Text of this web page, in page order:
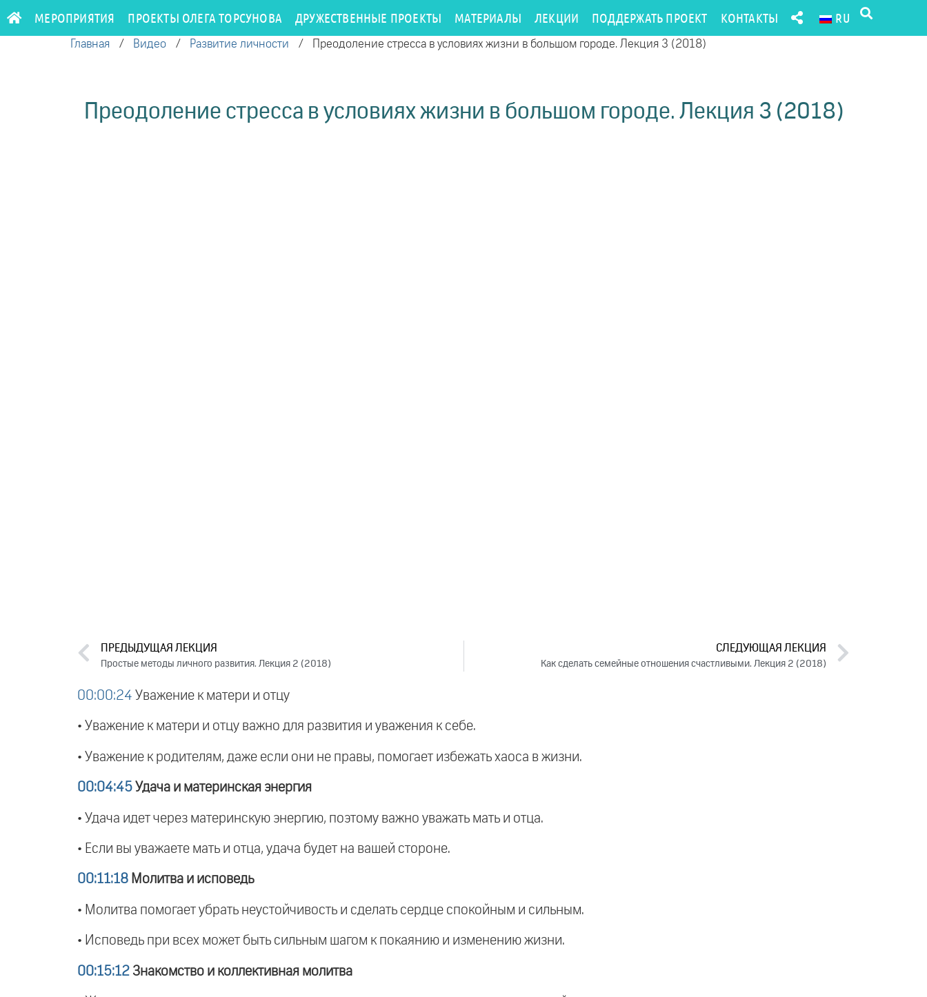
МЕРОПРИЯТИЯ ПРОЕКТЫ ОЛЕГА ТОРСУНОВА ДРУЖЕСТВЕННЫЕ ПРОЕКТЫ МАТЕРИАЛЫ ЛЕКЦИИ ПОДДЕРЖАТЬ ПРОЕКТ КОНТАКТЫ RU
Главная / Видео / Развитие личности / Преодоление стресса в условиях жизни в большом городе. Лекция 3 (2018)
Преодоление стресса в условиях жизни в большом городе. Лекция 3 (2018)
ПРЕДЫДУЩАЯ ЛЕКЦИЯ
Простые методы личного развития. Лекция 2 (2018)
СЛЕДУЮЩАЯ ЛЕКЦИЯ
Как сделать семейные отношения счастливыми. Лекция 2 (2018)
00:00:24 Уважение к матери и отцу
• Уважение к матери и отцу важно для развития и уважения к себе.
• Уважение к родителям, даже если они не правы, помогает избежать хаоса в жизни.
00:04:45 Удача и материнская энергия
• Удача идет через материнскую энергию, поэтому важно уважать мать и отца.
• Если вы уважаете мать и отца, удача будет на вашей стороне.
00:11:18 Молитва и исповедь
• Молитва помогает убрать неустойчивость и сделать сердце спокойным и сильным.
• Исповедь при всех может быть сильным шагом к покаянию и изменению жизни.
00:15:12 Знакомство и коллективная молитва